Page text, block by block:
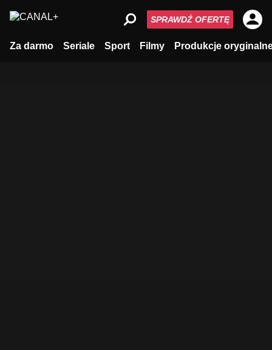
Za darmo Seriale Sport Filmy Produkcje
SPRAWDŹ OFERTĘ